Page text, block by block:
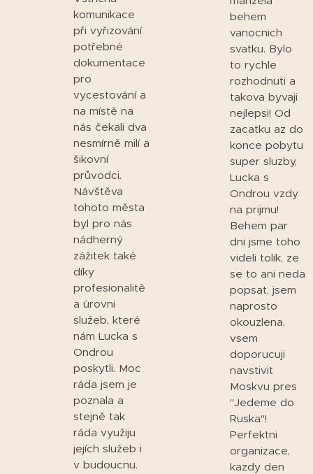
komunikace
při vyřizování
potřebné
dokumentace
pro
vycestování a
na místě na
nás čekali dva
nesmírně milí a
šikovní
průvodci.
Návštěva
tohoto města
byl pro nás
nádherný
zážitek také
díky
profesionalitě
a úrovni
služeb, které
nám Lucka s
Ondrou
poskytli. Moc
ráda jsem je
poznala a
stejně tak
ráda využiju
jejích služeb i
v budoucnu.
behem
vanocnich
svatku. Bylo
to rychle
rozhodnuti a
takova byvaji
nejlepsi! Od
zacatku az do
konce pobytu
super sluzby,
Lucka s
Ondrou vzdy
na prijmu!
Behem par
dni jsme toho
videli tolik, ze
se to ani neda
popsat, jsem
naprosto
okouzlena,
vsem
doporucuji
navstivit
Moskvu pres
"Jedeme do
Ruska"!
Perfektni
organizace,
kazdy den